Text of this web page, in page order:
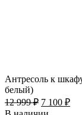
Антресоль к
белый)
12 999₽ 7 100 ₽